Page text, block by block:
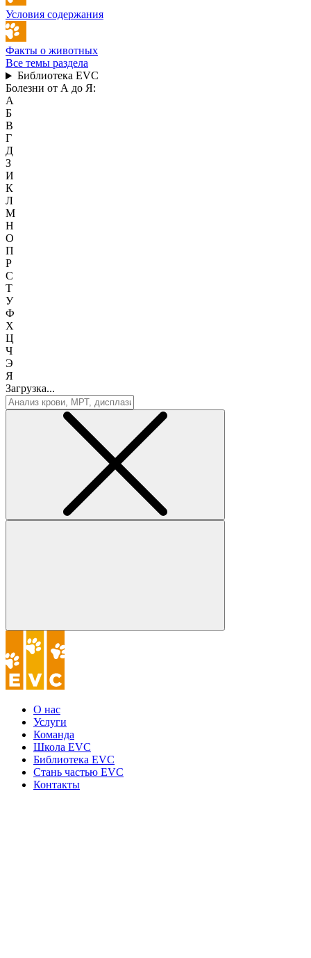
Условия содержания
Факты о животных
Все темы раздела
Библиотека EVC
Болезни от А до Я:
А
Б
В
Г
Д
З
И
К
Л
М
Н
О
П
Р
С
Т
У
Ф
Х
Ц
Ч
Э
Я
Загрузка...
О нас
Услуги
Команда
Школа EVC
Библиотека EVC
Стань частью EVC
Контакты